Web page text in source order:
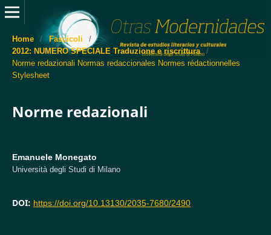
Home / Fascicoli
/
2012: NUMERO SPECIALE Traduzione e riscrittura
/
Norme redazionali Normas redaccionales Normes rédactionnelles
Stylesheet
Norme redazionali
Emanuele Monegato
Università degli Studi di Milano
DOI: https://doi.org/10.13130/2035-7680/2490